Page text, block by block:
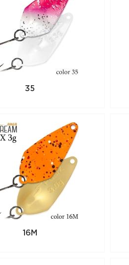
без бородок.
FELIX 2,3 г код цв. 42 –
для заказа в интернет-магазине
с доставкой в Самаре и по всей
купить данный товар, положите его
по телефону +7 (846) 375-80-70
35
16M